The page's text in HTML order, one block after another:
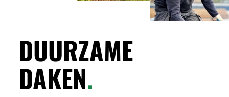
DUURZAME
DAKEN.